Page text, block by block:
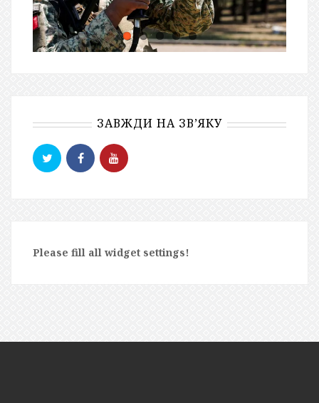
ЗАВЖДИ НА ЗВ’ЯКУ
Please fill all widget settings!